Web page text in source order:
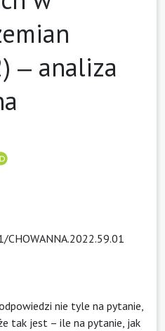
‒ analiza
nie tyle na pytanie,
tak jest – ile na pytanie, jak